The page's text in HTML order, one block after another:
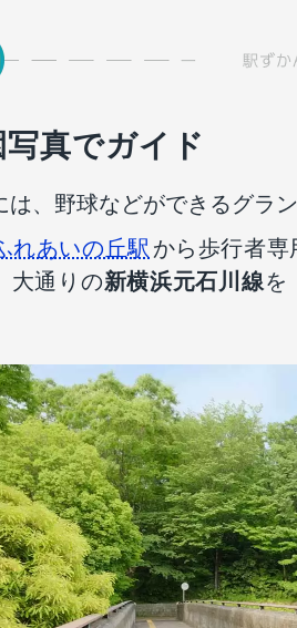
真でガイド
は、野球などができるグラン
れあいの丘駅 から歩行者専
大通りの新横浜元石川線を